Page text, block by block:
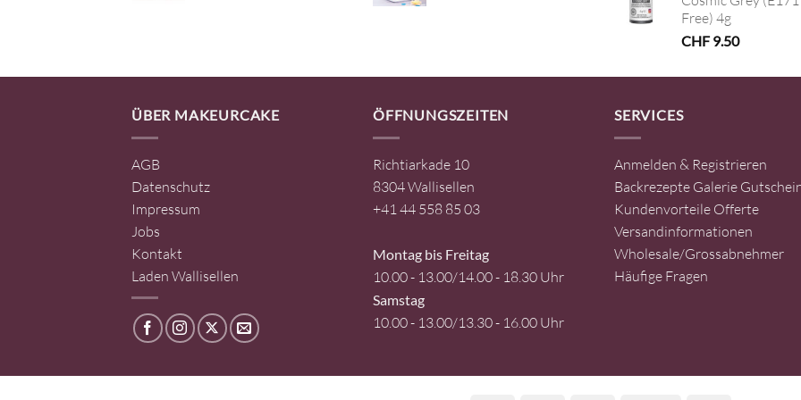
Free) 4g
CHF9.50
ÜBER MAKEURCAKE
AGB
Datenschutz
Impressum
Jobs
Kontakt
Laden Wallisellen
ÖFFNUNGSZEITEN
Richtiarkade 10
8304 Wallisellen
+41 44 558 85 03
Montag bis Freitag
10.00 - 13.00/14.00 - 18.30 Uhr
Samstag
10.00 - 13.00/13.30 - 16.00 Uhr
SERVICES
Anmelden & Registrieren
Backrezepte Galerie
Kundenvorteile Offerte
Versandinformationen
Wholesale/Grossabnehmer
Häufige Fragen